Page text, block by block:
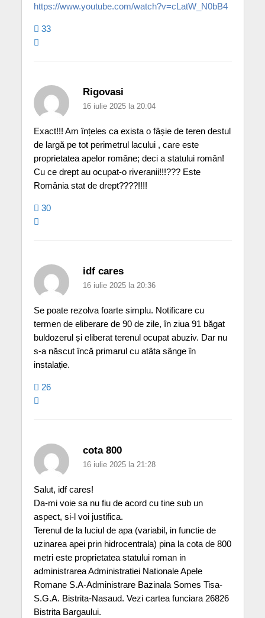
https://www.youtube.com/watch?v=cLatW_N0bB4
33
Rigovasi
16 iulie 2025 la 20:04
Exact!!! Am înțeles ca exista o fâșie de teren destul
de largă pe tot perimetrul lacului , care este
proprietatea apelor române; deci a statului român!
Cu ce drept au ocupat-o riveranii!!!??? Este
România stat de drept????!!!!
30
idf cares
16 iulie 2025 la 20:36
Se poate rezolva foarte simplu. Notificare cu
termen de eliberare de 90 de zile, în ziua 91 băgat
buldozerul și eliberat terenul ocupat abuziv. Dar nu
s-a născut încă primarul cu atâta sânge în
instalație.
26
cota 800
16 iulie 2025 la 21:28
Salut, idf cares!
Da-mi voie sa nu fiu de acord cu tine sub un
aspect, si-l voi justifica.
Terenul de la luciul de apa (variabil, in functie de
uzinarea apei prin hidrocentrala) pina la cota de 800
metri este proprietatea statului roman in
administrarea Administratiei Nationale Apele
Romane S.A-Administrare Bazinala Somes Tisa-
S.G.A. Bistrita-Nasaud. Vezi cartea funciara 26826
Bistrita Bargaului.